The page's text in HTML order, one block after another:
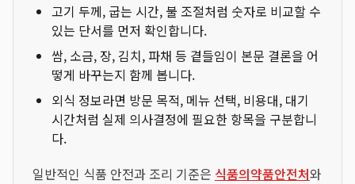
고기 두께, 굽는 시간, 불 조절처럼 숫자로 비교할 수
있는 단서를 먼저 확인합니다.
쌈, 소금, 장, 김치, 파채 등 곁들임이 본문 결론을 어
떻게 바꾸는지 함께 봅니다.
외식 정보라면 방문 목적, 메뉴 선택, 비용대, 대기
시간처럼 실제 의사결정에 필요한 항목을 구분합니
다.
일반적인 식품 안전과 조리 기준은 식품의약품안전처와